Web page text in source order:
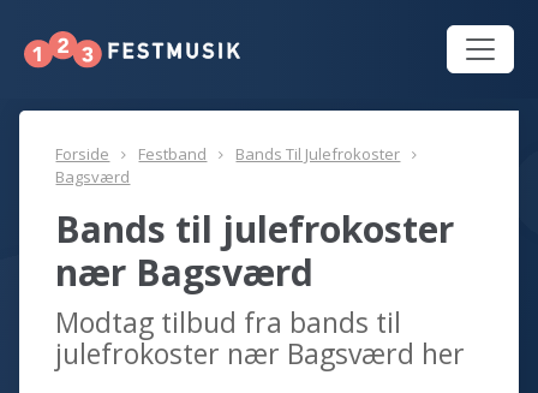
Forside Festband
Bands Til Julefrokoster
Bagsværd
Bands til julefrokoster
nær Bagsværd
Modtag tilbud fra bands til
julefrokoster nær Bagsværd her